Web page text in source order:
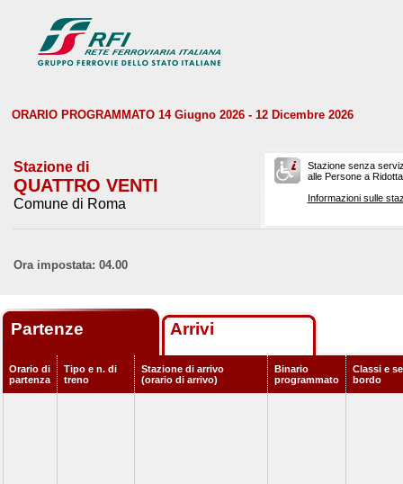
ORARIO PROGRAMMATO 14 Giugno 2026 - 12 Dicembre 2026
Stazione di
QUATTRO VENTI
Comune di Roma
Stazione senza
alle Persone a
Informazioni sulle
Ora impostata: 04.00
Partenze Arrivi
Orario di
partenza
Tipo e n. di
treno
Stazione di arrivo
(orario di arrivo)
Binario
programmato
Classi e
bordo